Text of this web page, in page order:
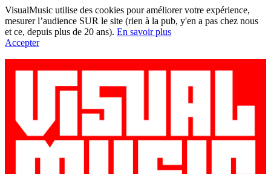
VisualMusic utilise des cookies pour améliorer votre expérience,
mesurer l’audience SUR le site (rien à la pub, y'en a pas chez nous
et ce, depuis plus de 20 ans). En savoir plus
Accepter